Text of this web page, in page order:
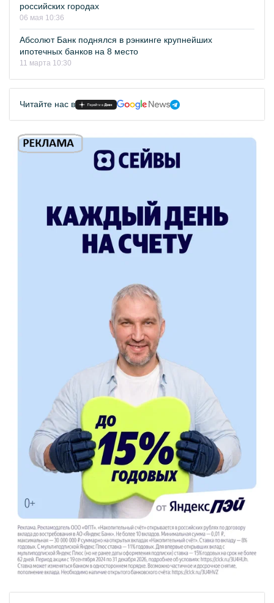
российских городах
06 мая 10:36
Абсолют Банк поднялся в рэнкинге крупнейших
ипотечных банков на 8 место
11 марта 10:30
Читайте нас в